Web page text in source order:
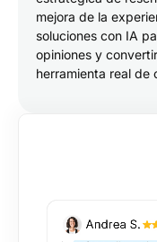
mejora de la
soluciones con IA
opiniones y
herramienta real de